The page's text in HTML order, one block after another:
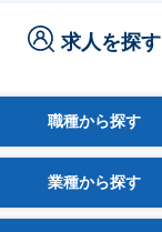
求人を探す
職種から探す
業種から探す